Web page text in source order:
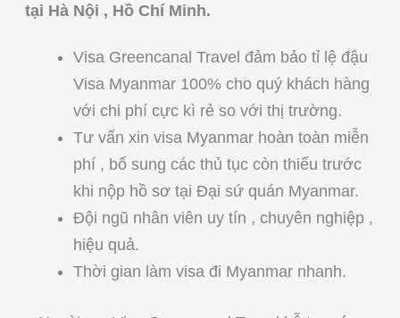
tại Hà Nội , Hồ Chí Minh.
Visa Greencanal Travel đảm bảo tỉ lệ đậu
Visa Myanmar 100% cho quý khách hàng
với chi phí cực kì rẻ so với thị trường.
Tư vấn xin visa Myanmar hoàn toàn miễn
phí , bổ sung các thủ tục còn thiếu trước
khi nộp hồ sơ tại Đại sứ quán Myanmar.
Đội ngũ nhân viên uy tín , chuyên nghiệp ,
hiệu quả.
Thời gian làm visa đi Myanmar nhanh.